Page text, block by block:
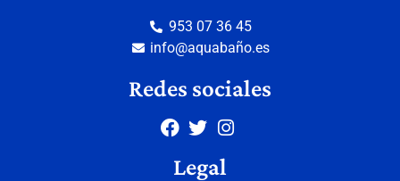
953 07 36 45
info@aquabaño.es
Redes sociales
Legal